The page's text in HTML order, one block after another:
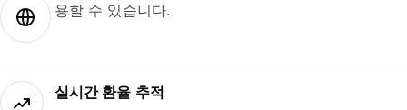
용할 수 있습니다.
실시간 환율 추적